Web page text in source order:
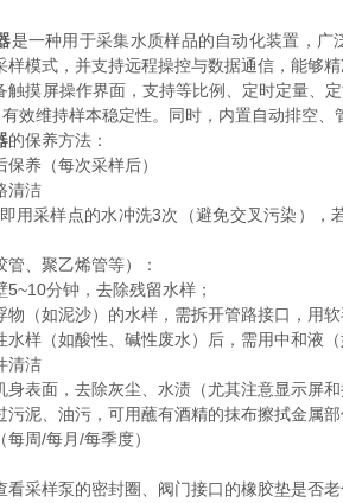
是一种用于采集水质样品的自动化装置，
样模式，并支持远程操控与数据通信，能够
屏操作界面，支持等比例、定时定量、定
效维持样本稳定性。同时，内置自动排空
的保养方法：
养（每次采样后）
洁
采样点的水冲洗3次（避免交叉污染），
、聚乙烯管等）：
分钟，去除残留水样；
如泥沙）的水样，需拆开管路接口，用软
（如酸性、碱性废水）后，需用中和液（
洁
表面，去除灰尘、水渍（尤其注意显示屏和
、油污，可用蘸有酒精的抹布擦拭金属部
周/每月/每季度）
样泵的密封圈、阀门接口的橡胶垫是否老